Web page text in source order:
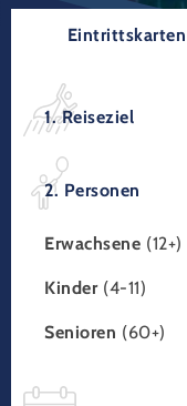
Eintrittskarten
1. Reiseziel
2. Personen
Erwachsene (12+)
Kinder (4-11)
Senioren (60+)